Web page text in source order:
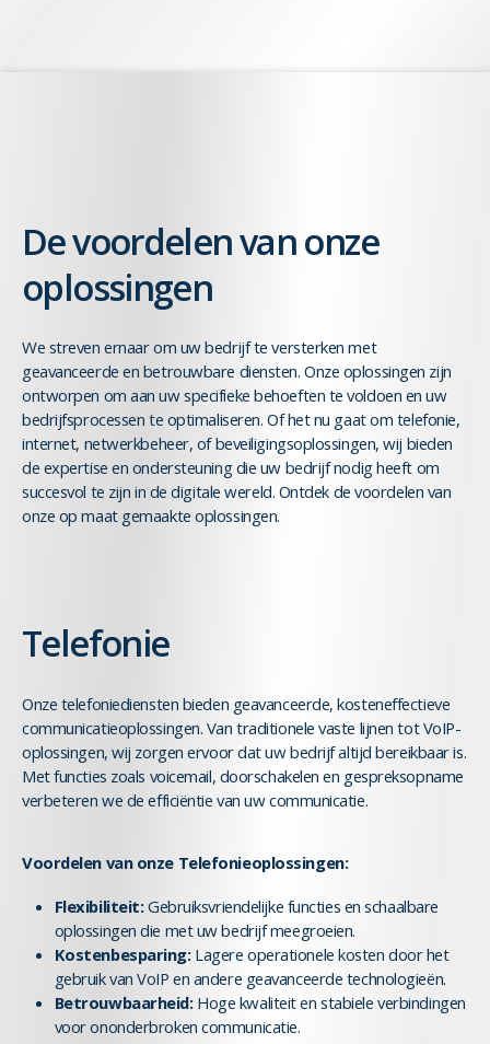
De voordelen van onze
oplossingen
We streven ernaar om uw bedrijf te versterken met
geavanceerde en betrouwbare diensten. Onze oplossingen zijn
ontworpen om aan uw specifieke behoeften te voldoen en uw
bedrijfsprocessen te optimaliseren. Of het nu gaat om telefonie,
internet, netwerkbeheer, of beveiligingsoplossingen, wij bieden
de expertise en ondersteuning die uw bedrijf nodig heeft om
succesvol te zijn in de digitale wereld. Ontdek de voordelen van
onze op maat gemaakte oplossingen.
Telefonie
Onze telefoniediensten bieden geavanceerde, kosteneffectieve
communicatieoplossingen. Van traditionele vaste lijnen tot VoIP-
oplossingen, wij zorgen ervoor dat uw bedrijf altijd bereikbaar is.
Met functies zoals voicemail, doorschakelen en gespreksopname
verbeteren we de efficiëntie van uw communicatie.
Voordelen van onze Telefonieoplossingen:
Flexibiliteit:Gebruiksvriendelijke functies en schaalbare
oplossingen die met uw bedrijf meegroeien.
Kostenbesparing:Lagere operationele kosten door het
gebruik van VoIP en andere geavanceerde technologieën.
Betrouwbaarheid:Hoge kwaliteit en stabiele verbindingen
voor ononderbroken communicatie.